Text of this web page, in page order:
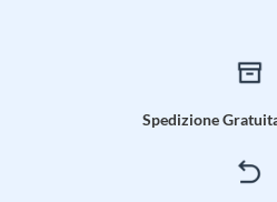
Spedizione